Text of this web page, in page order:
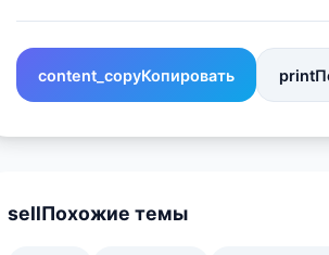
content_copyКопировать print
sellПохожие темы